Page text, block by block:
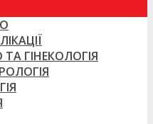
ГІНЕКОЛОГІЯ